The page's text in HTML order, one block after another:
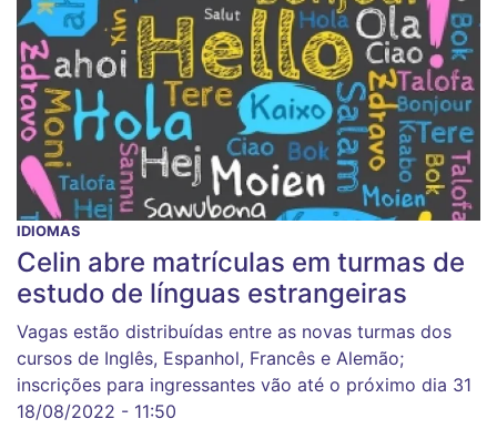
IDIOMAS
Celin abre matrículas em turmas de
estudo de línguas estrangeiras
Vagas estão distribuídas entre as novas turmas dos
cursos de Inglês, Espanhol, Francês e Alemão;
inscrições para ingressantes vão até o próximo dia 31
18/08/2022 - 11:50